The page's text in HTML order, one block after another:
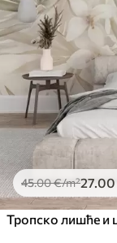
45.00€/m²27 .00